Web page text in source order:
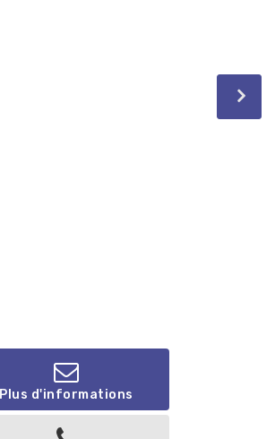
Plus d'informations